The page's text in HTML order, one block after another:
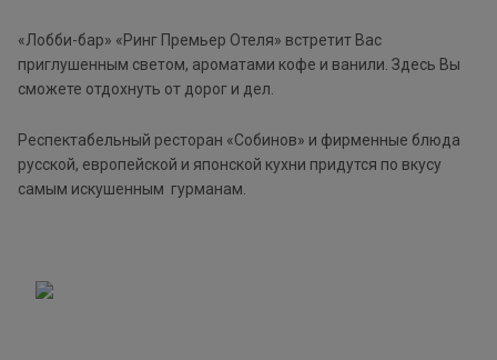
«Лобби-бар» «Ринг Премьер Отеля» встретит Вас
приглушенным светом, ароматами кофе и ванили. Здесь Вы
сможете отдохнуть от дорог и дел.
Респектабельный ресторан «Собинов» и фирменные блюда
русской, европейской и японской кухни придутся по вкусу
самым искушенным гурманам.